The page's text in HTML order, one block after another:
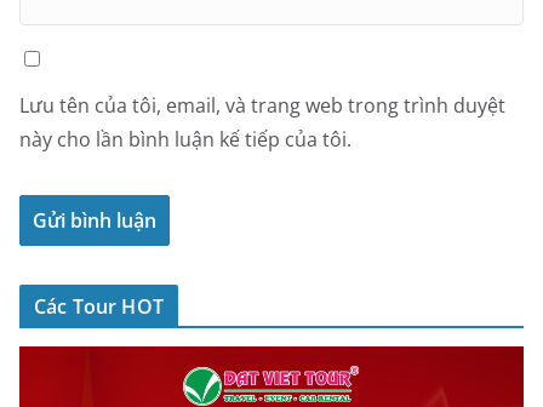
Lưu tên của tôi, email, và trang web trong trình duyệt
này cho lần bình luận kế tiếp của tôi.
Các Tour HOT